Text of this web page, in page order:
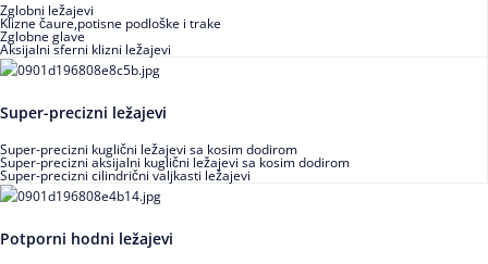
Zglobni ležajevi
Klizne čaure,potisne podloške i trake
Zglobne glave
Aksijalni sferni klizni ležajevi
Super-precizni ležajevi
Super-precizni kuglični ležajevi sa kosim dodirom
Super-precizni aksijalni kuglični ležajevi sa kosim dodirom
Super-precizni cilindrični valjkasti ležajevi
Potporni hodni ležajevi